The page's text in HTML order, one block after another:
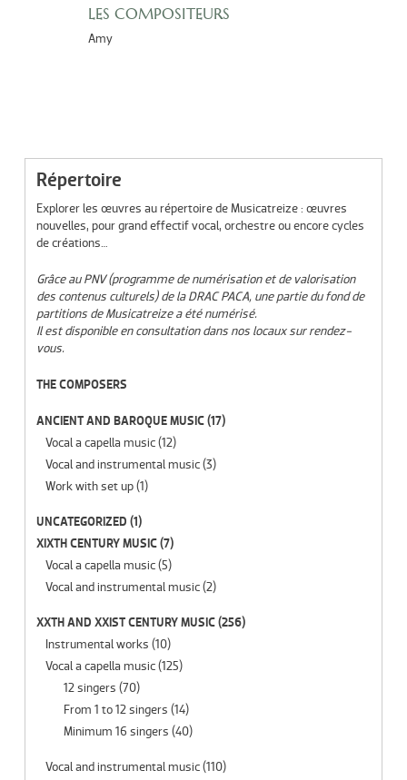
LES COMPOSITEURS
Amy
Répertoire
Explorer les œuvres au répertoire de Musicatreize : œuvres
nouvelles, pour grand effectif vocal, orchestre ou encore cycles
de créations…
Grâce au PNV (programme de numérisation et de valorisation
des contenus culturels) de la DRAC PACA, une partie du fond de
partitions de Musicatreize a été numérisé.
Il est disponible en consultation dans nos locaux sur rendez-
vous.
THE COMPOSERS
ANCIENT AND BAROQUE MUSIC(17)
Vocal a capella music(12)
Vocal and instrumental music(3)
Work with set up(1)
UNCATEGORIZED (1)
XIXTH CENTURY MUSIC(7)
Vocal a capella music(5)
Vocal and instrumental music(2)
XXTH AND XXIST CENTURY MUSIC(256)
Instrumental works (10)
Vocal a capella music(125)
12 singers (70)
From 1 to 12 singers (14)
Minimum 16 singers (40)
Vocal and instrumental music(110)